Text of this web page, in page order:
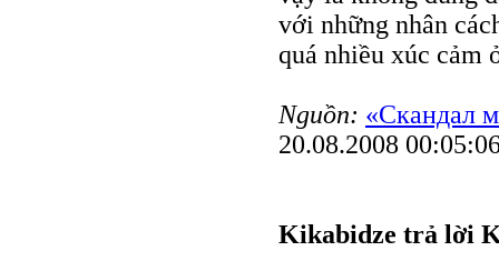
với những nhân
quá nhiều xúc cảm
Nguồn: «Скандал
20.08.2008
Kikabidze trả lời